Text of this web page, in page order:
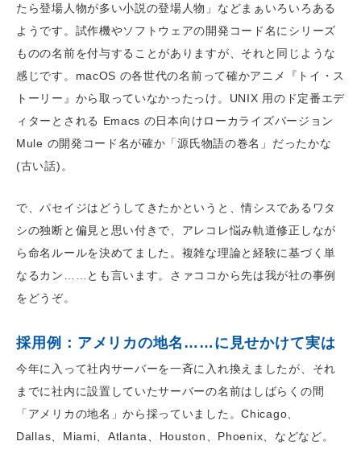
たら登場人物が多い小説の登場人物」などまぁいろいろある
ようです。試作機やソフトウェアの開発コード名にシリーズ
ものの名前を付与することがありますが、それと同じような
感じです。macOS の各世代の名前って確かアニメ『トイ・ス
トーリー』から取っていなかったっけ。UNIX 用のド定番エデ
ィターとされる Emacs の日本向けローカライズバージョン
Mule の開発コード名が確か「源氏物語の巻名」だったかな
(古い話)。
で、パセイジはどうしてきたかというと、情シスであるワタ
シの独断と偏見と思い付きで、アレコレ悩み軌道修正しなが
ら命名ルールを決めてました。複雑な理論と経験に基づく単
なるカン……とも言います。さァココから先は我が社の事例
をどうぞ。
採用例：アメリカの地名……に見せかけて実は
今年に入って社内サーバーを一斉に入れ換えましたが、それ
までに社内に設置していたサーバーの名前はしばらくの間
「アメリカの地名」から採っていました。Chicago、
Dallas、Miami、Atlanta、Houston、Phoenix、などなど。